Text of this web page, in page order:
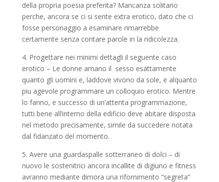
della propria poesia preferita? Mancanza solitario
perche, ancora se ci si sente extra erotico, dato che ci
fosse personaggio a esaminare rimarrebbe
certamente senza contare parole in la ridicolezza.
4. Progettare nei minimi dettagli il seguente caso
erotico – Le donne amano il sesso esattamente
quanto gli uomini e, laddove vivono da sole, e alquanto
piu agevole programmare un colloquio erotico. Mentre
lo fanno, e successo di un’attenta programmazione,
tutti bene all’interno della edificio deve abitare disposta
nel metodo precisamente, simile da succedere notata
dal fidanzato del momento.
5. Avere una guardaspalle sotterraneo di dolci – di
nuovo le sostenitrici ancora incallite di digiuno e fitness
avranno mediante dimora una rifornimento “segreta”